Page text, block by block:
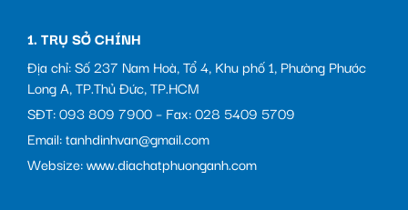
1. TRỤ SỞ CHÍNH
Địa chỉ: Số 237 Nam Hoà, Tổ 4, Khu phố 1, Phường Phước
Long A, TP.Thủ Đức, TP.HCM
SĐT: 093 809 7900 – Fax: 028 5409 5709
Email: tanhdinhvan@gmail.com
Websize: www.diachatphuonganh.com